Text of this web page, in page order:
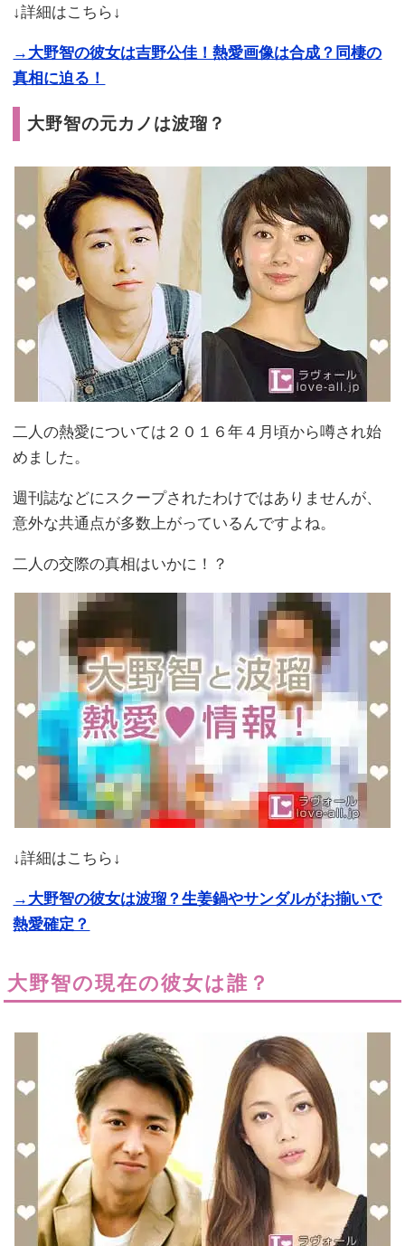
↓詳細はこちら↓
→大野智の彼女は吉野公佳！熱愛画像は合成？同棲の
真相に迫る！
大野智の元カノは波瑠？
二人の熱愛については２０１６年４月頃から噂され始
めました。
週刊誌などにスクープされたわけではありませんが、
意外な共通点が多数上がっているんですよね。
二人の交際の真相はいかに！？
↓詳細はこちら↓
→大野智の彼女は波瑠？生姜鍋やサンダルがお揃いで
熱愛確定？
大野智の現在の彼女は誰？